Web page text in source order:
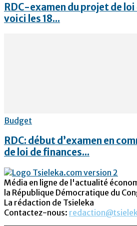
RDC-examen du projet de
voici les 18...
Budget
RDC: début d’examen en
de loi de finances...
Média en ligne de l'actualité
la République Démocratique du
La rédaction de Tsieleka
Contactez-nous: